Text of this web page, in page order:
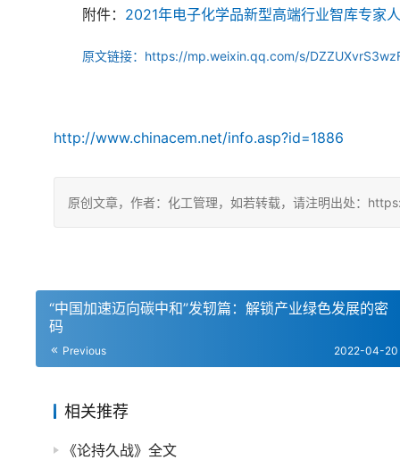
附件： 2021年电子化学品新型高端行业智库专家
原文链接：https://mp.weixin.qq.com/s/
http://www.chinacem.net/info.asp?id=1886
原创文章，作者：化工管理，如若转载，请注明出处：
“中国加速迈向碳中和”发轫篇：解锁产业绿色发展的密
码
Previous 2022-04-20
相关推荐
《论持久战》全文